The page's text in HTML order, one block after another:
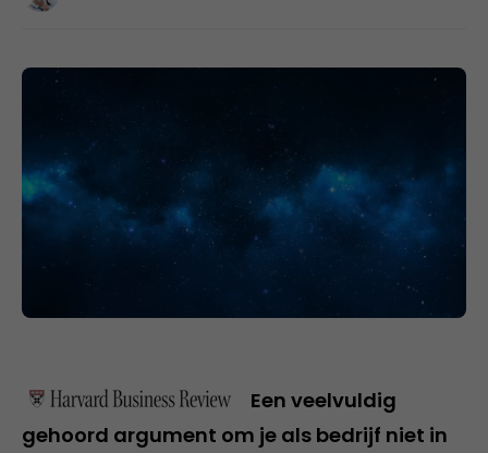
Een veelvuldig
gehoord argument om je als bedrijf niet in